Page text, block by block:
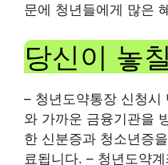
문에 청년들에게 많은
당신이 놓
– 청년도약통장 신청시
와 가까운 금융기관을
한 신분증과 청소년증
료됩니다. – 청년도약